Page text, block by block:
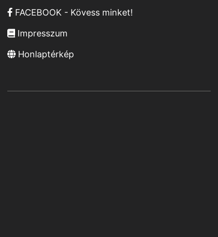
FACEBOOK - Kövess minket!
Impresszum
Honlaptérkép